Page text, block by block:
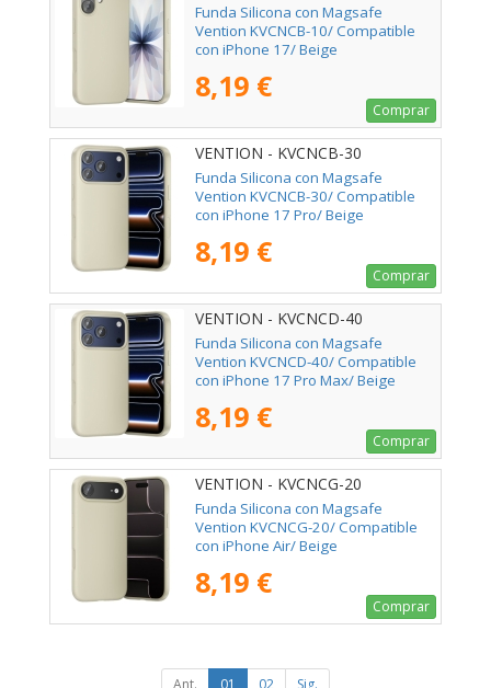
Funda Silicona con Magsafe
Vention KVCNCB-10/ Compatible
con iPhone 17/ Beige
8,19 €
Comprar
VENTION - KVCNCB-30
Funda Silicona con Magsafe
Vention KVCNCB-30/ Compatible
con iPhone 17 Pro/ Beige
8,19 €
Comprar
VENTION - KVCNCD-40
Funda Silicona con Magsafe
Vention KVCNCD-40/ Compatible
con iPhone 17 Pro Max/ Beige
8,19 €
Comprar
VENTION - KVCNCG-20
Funda Silicona con Magsafe
Vention KVCNCG-20/ Compatible
con iPhone Air/ Beige
8,19 €
Comprar
Ant. 01 02 Sig.